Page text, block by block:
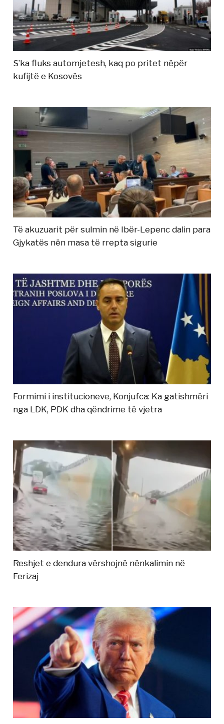
S’ka fluks automjetesh, kaq po pritet nëpër
kufijtë e Kosovës
Të akuzuarit për sulmin në Ibër-Lepenc dalin para
Gjykatës nën masa të rrepta sigurie
Formimi i institucioneve, Konjufca: Ka gatishmëri
nga LDK, PDK dha qëndrime të vjetra
Reshjet e dendura vërshojnë nënkalimin në
Ferizaj